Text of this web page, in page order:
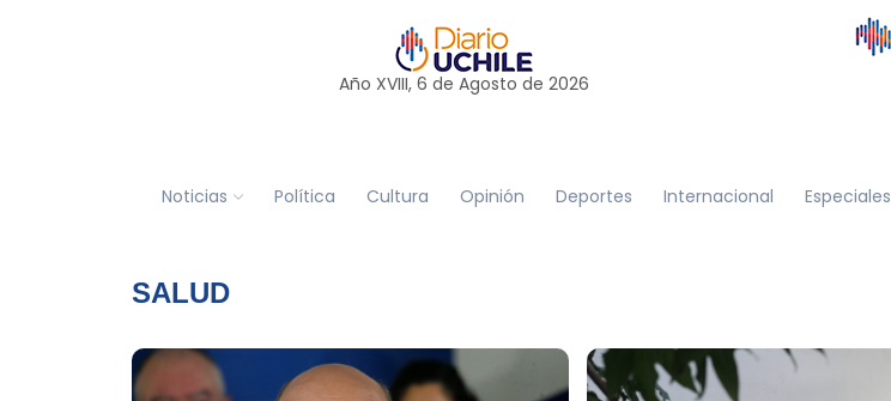
Año XVIII, 6 de Agosto de 2026
Noticias Política Cultura Opinión Deportes Internacional Especiales
SALUD